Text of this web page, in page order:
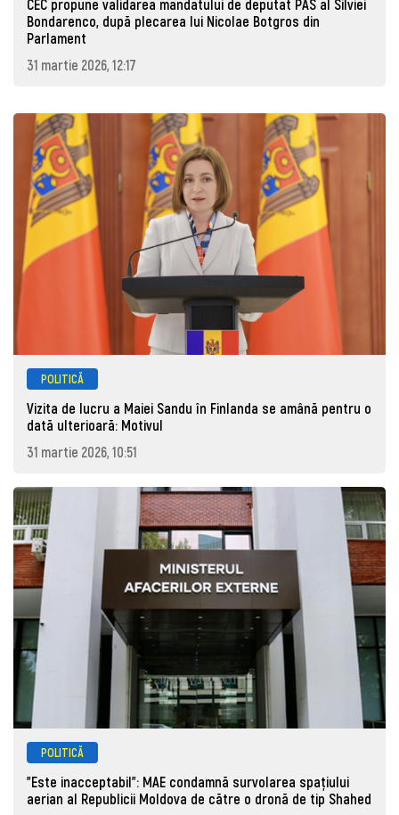
CEC propune validarea mandatului de deputat PAS al Silviei
Bondarenco, după plecarea lui Nicolae Botgros din
Parlament
31 martie 2026, 12:17
POLITICĂ
Vizita de lucru a Maiei Sandu în Finlanda se amână pentru o
dată ulterioară: Motivul
31 martie 2026, 10:51
POLITICĂ
"Este inacceptabil": MAE condamnă survolarea spațiului
aerian al Republicii Moldova de către o dronă de tip Shahed